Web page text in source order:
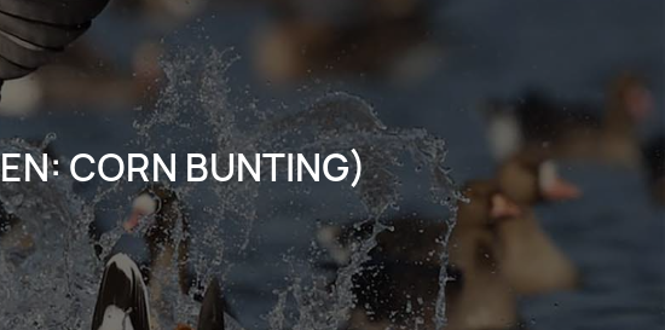
Robert Gloeckner,
Egyesült Államok
Svetlana Ivanenko,
Oroszország
Terje Kolaas, Norvégia
Lóki Csaba,
CORN BUNTING)